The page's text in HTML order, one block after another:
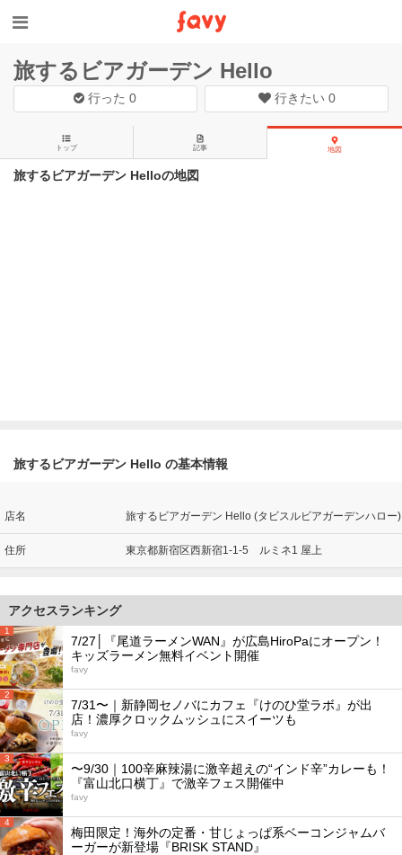
旅するビアガーデン Hello
行った0 行きたい 0
トップ 記事 地図
旅するビアガーデン Helloの地図
旅するビアガーデン Hello の基本情報
店名 旅するビアガーデン Hello (タビスルビアガーデンハロー)
住所 東京都新宿区西新宿1-1-5 ルミネ1 屋上
アクセスランキング
1
7/27│『尾道ラーメンWAN』が広島HiroPaにオープン！
キッズラーメン無料イベント開催
favy
2
7/31〜｜新静岡セノバにカフェ『けのひ堂ラボ』が出
店！濃厚クロックムッシュにスイーツも
favy
3
〜9/30｜100辛麻辣湯に激辛超えの“インド辛”カレーも！
『富山北口横丁』で激辛フェス開催中
favy
4
梅田限定！海外の定番・甘じょっぱ系ベーコンジャムバ
ーガーが新登場『BRISK STAND』